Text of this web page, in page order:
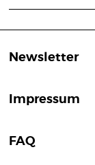
Newsletter
Impressum
FAQ